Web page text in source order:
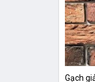
Gạch